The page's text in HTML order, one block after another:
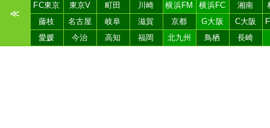
≪
FC東京
東京V 町田 川崎 横浜FM 横浜FC 湘南
藤枝
名古屋 岐阜 滋賀 京都 G大阪 C大阪
愛媛
今治 高知 福岡 北九州 鳥栖 長崎